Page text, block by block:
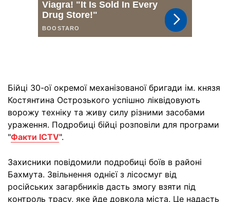
Бійці 30-ої окремої механізованої бригади ім. князя
Костянтина Острозького успішно ліквідовують
ворожу техніку та живу силу різними засобами
ураження. Подробиці бійці розповіли для програми
"Факти ICTV".
Захисники повідомили подробиці боїв в районі
Бахмута. Звільнення однієї з лісосмуг від
російських загарбників дасть змогу взяти під
контроль трасу, яке йде довкола міста. Це надасть